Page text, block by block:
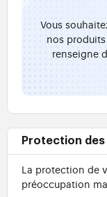
Vous
nos
renseigne
Protection
La protection de
préoccupation